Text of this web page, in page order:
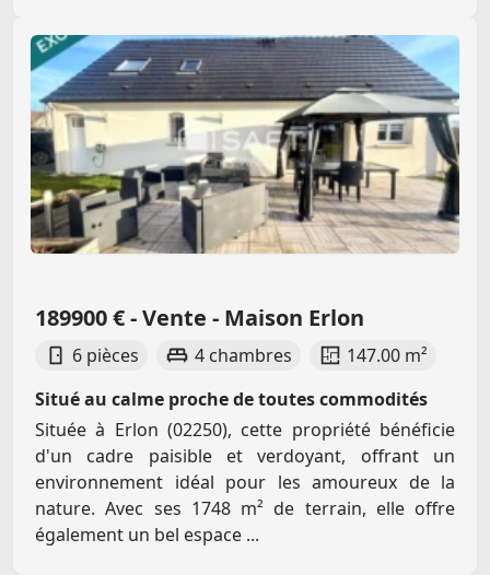
189900 € - Vente - Maison Erlon
6 pièces 4 chambres
147.00 m²
Situé au calme proche de toutes commodités
Située à Erlon (02250), cette propriété bénéficie
d'un cadre paisible et verdoyant, offrant un
environnement idéal pour les amoureux de la
nature. Avec ses 1748 m² de terrain, elle offre
également un bel espace ...